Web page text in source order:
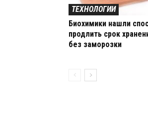
ТЕХНОЛОГИИ
Биохимики нашли
продлить срок
без заморозки